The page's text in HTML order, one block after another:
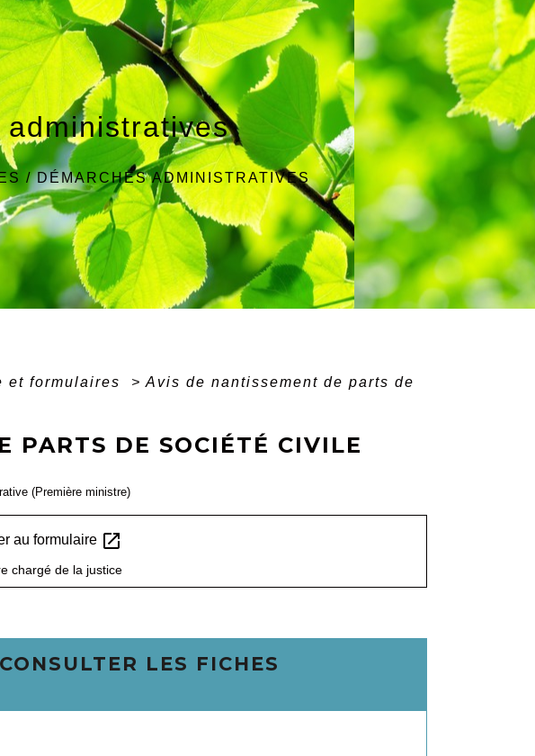
administratives
/DÉMARCHES ADMINISTRATIVES
et formulaires > Avis de nantissement de parts de
PARTS DE SOCIÉTÉ CIVILE
(Première ministre)
au formulaire open_in_new
chargé de la justice
LES FICHES